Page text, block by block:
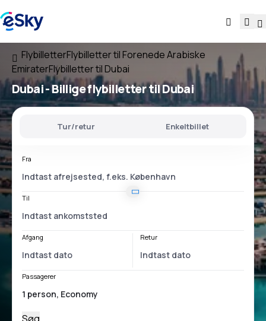
FlybilletterFlybilletter til Forenede Arabiske
EmiraterFlybilletter til Dubai
Dubai - Billige flybilletter til Dubai
Tur/retur Enkeltbillet
Fra
Til
Afgang Retur
Passagerer